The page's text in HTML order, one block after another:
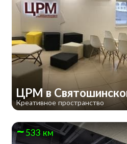
ЦРМ в
Креативное пространство
533 км